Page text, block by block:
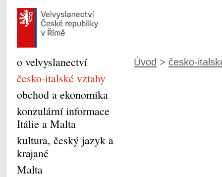
Úvod > česko-
o velvyslanectví
česko-italské vztahy
obchod a ekonomika
konzulární informace
Itálie a Malta
kultura, český jazyk a
krajané
Malta